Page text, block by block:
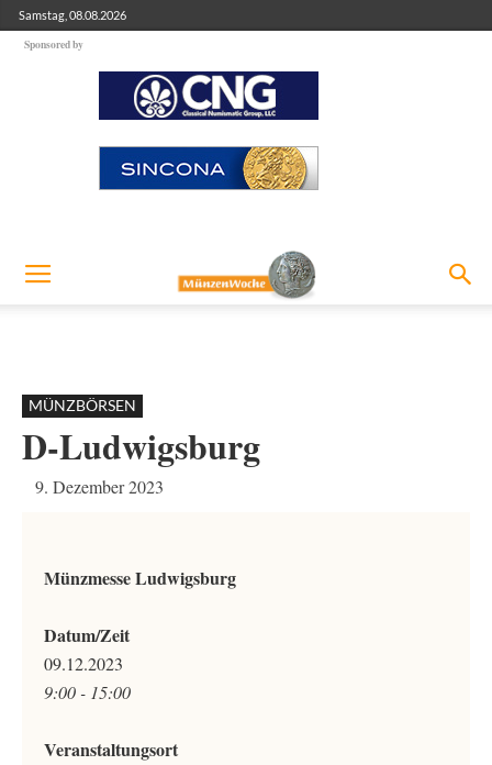
Samstag, 08.08.2026
Sponsored by
MÜNZBÖRSEN
D-Ludwigsburg
9. Dezember 2023
Münzmesse Ludwigsburg
Datum/Zeit
09.12.2023
9:00 - 15:00
Veranstaltungsort